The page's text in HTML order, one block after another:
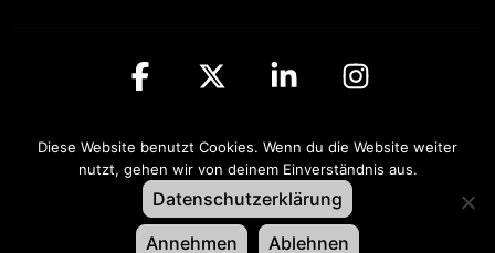
Facebook LinkedIn
Swiss LiveCom Association EXPO EVENT |
Kapellenstrasse 14 | Postfach CH-3001 Bern
Datenschutz
Diese Website benutzt Cookies. Wenn du die Website weiter
nutzt, gehen wir von deinem Einverständnis aus.
Datenschutzerklärung
Annehmen
Ablehnen